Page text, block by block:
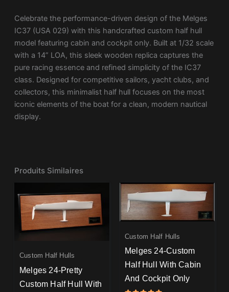
Celebrate the performance-driven design of the Melges
IC37(USA 029) with this handcrafted custom half hull
model featuring cabin and cockpit only. Built at 1/32 scale
with a 14” LOA, this sleek wooden replica captures the
pure racing essence and refined simplicity of the IC37
class. Designed for competitive sailors, yacht clubs, and
collectors, this minimalist half hull focuses on the most
iconic elements of the boat for a clean, modern nautical
display.
Produits Similaires
Custom Half Hulls
Melges 24-Pretty
Custom Half Hull With
Custom Half Hulls
Melges 24-Custom
Half Hull With Cabin
And Cockpit Only